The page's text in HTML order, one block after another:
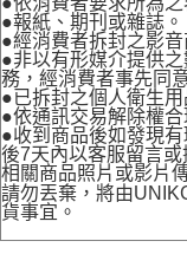
●報紙、期刊或雜誌。
●經消費者拆封之影音
●非以有形媒介提供
務，經消費者事先同
●已拆封之個人衛生用
●依通訊交易解除權
●收到商品後如發現
後7天內以客服留言
相關商品照片或影片
請勿丟棄，將由
貨事宜。